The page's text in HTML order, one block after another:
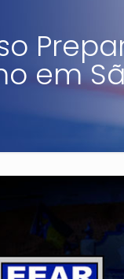
em